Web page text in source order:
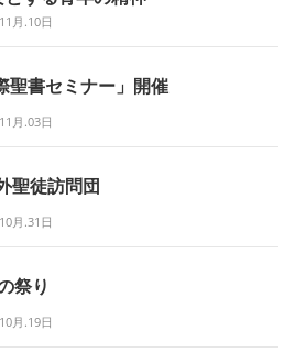
月.10日
聖書セミナー」開催
月.03日
聖徒訪問団
月.31日
祭り
月.19日